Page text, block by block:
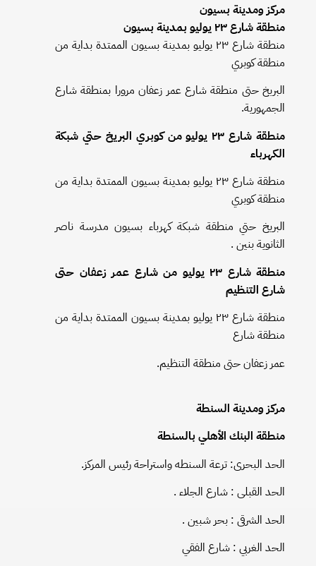
مركز ومدينة بسيون
منطقة شارع ٢٣ يوليو بمدينة بسيون
منطقة شارع ٢٣ يوليو بمدينة بسيون الممتدة بداية من
منطقة كوبري
البربخ حتى منطقة شارع عمر زعفان مرورا بمنطقة شارع
الجمهورية.
منطقة شارع ٢٣ يوليو من كوبري البريخ حتي شبكة
الكهرباء
منطقة شارع ٢٣ يوليو بمدينة بسيون الممتدة بداية من
منطقة كوبري
البريخ حتي منطقة شبكة كهرباء بسيون مدرسة ناصر
الثانوية بنين .
منطقة شارع ٢٣ يوليو من شارع عمر زعفان حتى
شارع التنظيم
منطقة شارع ٢٣ يوليو بمدينة بسيون الممتدة بداية من
منطقة شارع
عمر زعفان حتى منطقة التنظيم.
مركز ومدينة السنطة
منطقة البنك الأهلي بالسنطة
الحد البحرى: ترعة السنطه واستراحة رئيس المركز.
الحد القبلى : شارع الجلاء .
الحد الشرقى : بحر شبين .
الحد الغربي : شارع الفقي